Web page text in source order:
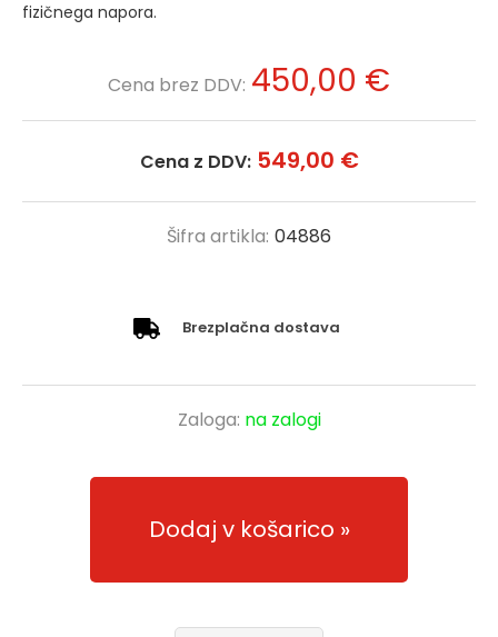
fizičnega napora.
Cena brez DDV: 450,00 €
Cena z DDV: 549,00 €
Šifra artikla: 04886
Brezplačna dostava
Zaloga: na zalogi
Dodaj v košarico